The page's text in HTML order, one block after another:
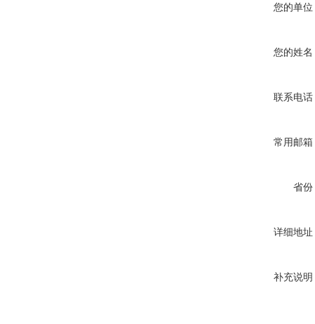
您的单位
您的姓名
联系电话
常用邮箱
省份
详细地址
补充说明